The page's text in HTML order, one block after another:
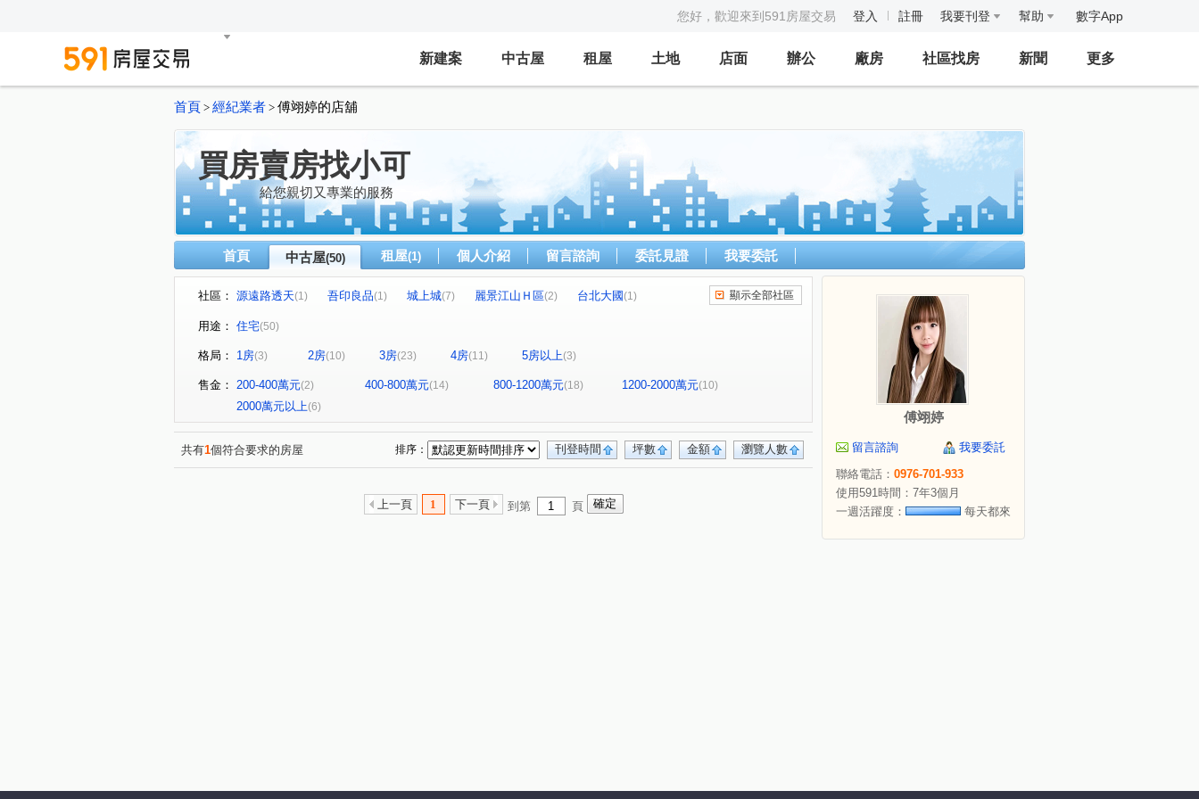
您好，歡迎來到591房屋交易 登入 註冊 我要刊登 幫助 數字App
新建案 中古屋 租屋 土地 店面 辦公 廠房 社區找房 新聞 更多
首頁 > 經紀業者 > 傅翊婷的店舖
買房賣房找小可
給您親切又專業的服務
首頁 中古屋(50) 租屋(1) 個人介紹 留言諮詢 委託見證 我要委託
社區： 源遠路透天(1) 吾印良品(1) 城上城(7) 麗景江山Ｈ區(2) 台北大國(1)
好吉市
東明路77巷55號華廈(1) 新豐街(1) 山海觀(5) 御花園(1)
海豔 (1) 碧海擎天 萬國大廈(1) 暖暖達麗(1) 大香港(1) 澄品香榭(1)
僑家大院(1) 威鎮八方
武聖街(1) 源遠路(2) 樂一路(1) 建成路(1) 麥金路(7) 深溪路(2)
武嶺街(1) 中正路(1) 復興路(2) 新豐街 (8) 孝東路(2)
培德路(1) 東光路(1) 東明路(1) 觀海街(5) 樂利二街(1) 暖中路(1)
顯示全部社區
用途： 住宅(50)
格局： 1房(3) 2房(10) 3房(23) 4房(11) 5房以上(3)
售金： 200-400萬元(2) 400-800萬元(14) 800-1200萬元(18) 1200-2000萬元(10)
2000萬元以上(6)
共有1個符合要求的房屋 瀏覽人數
金額
坪數
刊登時間
排序：
上一頁 1 下一頁 到第 頁
傅翊婷
留言諮詢
我要委託
聯絡電話： 0976-701-933
使用591時間：7年3個月
一週活躍度：
每天都來